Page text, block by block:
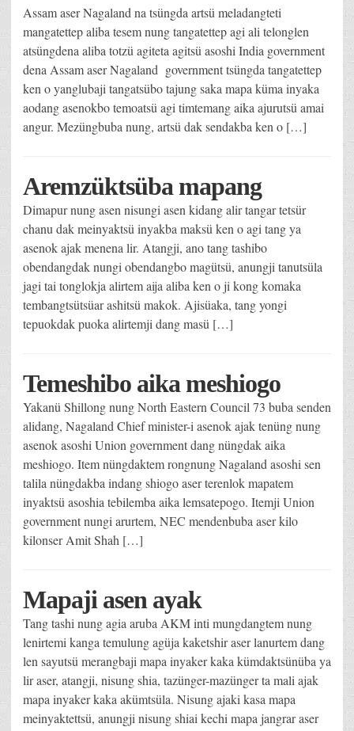
Assam aser Nagaland na tsüngda artsü meladangteti
mangatettep aliba tesem nung tangatettep agi ali telonglen
atsüngdena aliba totzü agiteta agitsü asoshi India government
dena Assam aser Nagaland government tsüngda tangatettep
ken o yanglubaji tangatsübo tajung saka mapa küma inyaka
aodang asenokbo temoatsü agi timtemang aika ajurutsü amai
angur. Mezüngbuba nung, artsü dak sendakba ken o […]
Aremzüktsüba mapang
Dimapur nung asen nisungi asen kidang alir tangar tetsür
chanu dak meinyaktsü inyakba maksü ken o agi tang ya
asenok ajak menena lir. Atangji, ano tang tashibo
obendangdak nungi obendangbo magütsü, anungji tanutsüla
jagi tai tonglokja alirtem aija aliba ken o ji kong komaka
tembangtsütsüar ashitsü makok. Ajisüaka, tang yongi
tepuokdak puoka alirtemji dang masü […]
Temeshibo aika meshiogo
Yakanü Shillong nung North Eastern Council 73 buba senden
alidang, Nagaland Chief minister-i asenok ajak tenüng nung
asenok asoshi Union government dang nüngdak aika
meshiogo. Item nüngdaktem rongnung Nagaland asoshi sen
talila nüngdakba indang shiogo aser terenlok mapatem
inyaktsü asoshia tebilemba aika lemsatepogo. Itemji Union
government nungi arurtem, NEC mendenbuba aser kilo
kilonser Amit Shah […]
Mapaji asen ayak
Tang tashi nung agia aruba AKM inti mungdangtem nung
lenirtemi kanga temulung agüja kaketshir aser lanurtem dang
len sayutsü merangbaji mapa inyaker kaka kümdaktsünüba ya
lir aser, atangji, nisung shia, tazünger-mazünger ta mali ajak
mapa inyaker kaka akümtsüla. Nisung ajaki kasa mapa
meinyaktettsü, anungji nisung shiai kechi mapa jangrar aser